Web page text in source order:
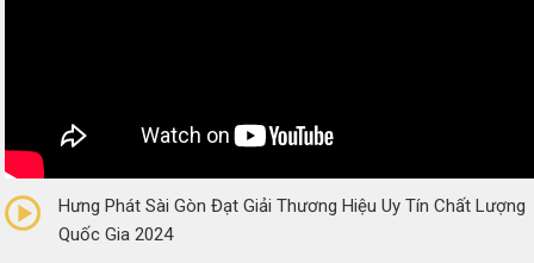
(0 Reviews)
Hưng Phát Sài Gòn Đạt Giải Thương Hiệu Uy Tín Chất Lượng
Quốc Gia 2024